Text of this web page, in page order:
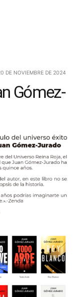
DE NOVIEMBRE DE 2024
Gómez-